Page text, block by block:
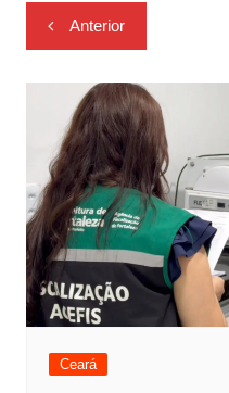
Navegação
de
Post
Anterior
Ceará